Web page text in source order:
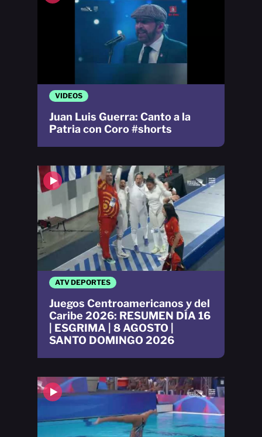
VIDEOS
Juan Luis Guerra: Canto a la
Patria con Coro #shorts
ATV DEPORTES
Juegos Centroamericanos y del
Caribe 2026: RESUMEN DÍA 16
| ESGRIMA | 8 AGOSTO |
SANTO DOMINGO 2026